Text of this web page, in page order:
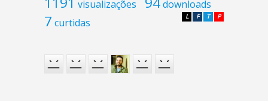
visualizações downloads
7 curtidas P
T
F
L